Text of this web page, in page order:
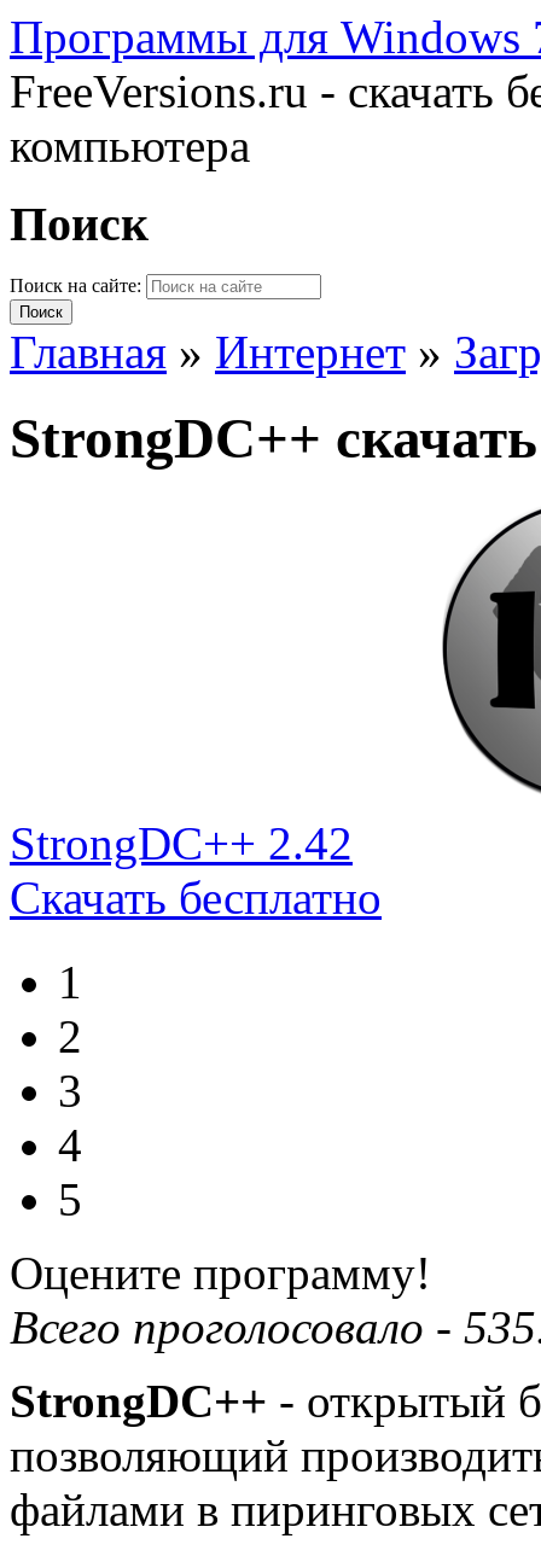
Программы для Windows
FreeVersions.ru - скачать
компьютера
Поиск
Поиск на сайте:
Главная » Интернет »
StrongDC++
StrongDC++ 2.42
Скачать бесплатно
1
2
3
4
5
Оцените программу!
Всего проголосовало - 535
StrongDC++ - открытый
позволяющий
файлами в пиринговых